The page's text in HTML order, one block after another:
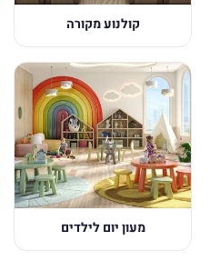
קולנוע מקורה
מעון יום לילדים